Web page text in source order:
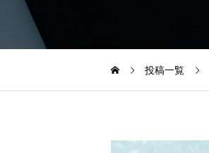
投稿一覧